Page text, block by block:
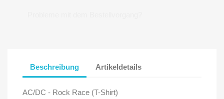
Beschreibung Artikeldetails
AC/DC - Rock Race (T-Shirt)